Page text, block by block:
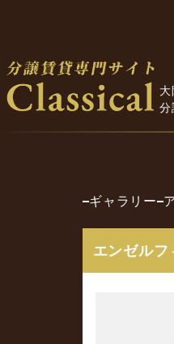
分
ギャラリー
エンゼルフ